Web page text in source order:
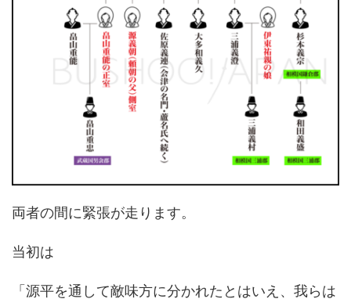
両者の間に緊張が走ります。
当初は
「源平を通して敵味方に分かれたとはいえ、我らは